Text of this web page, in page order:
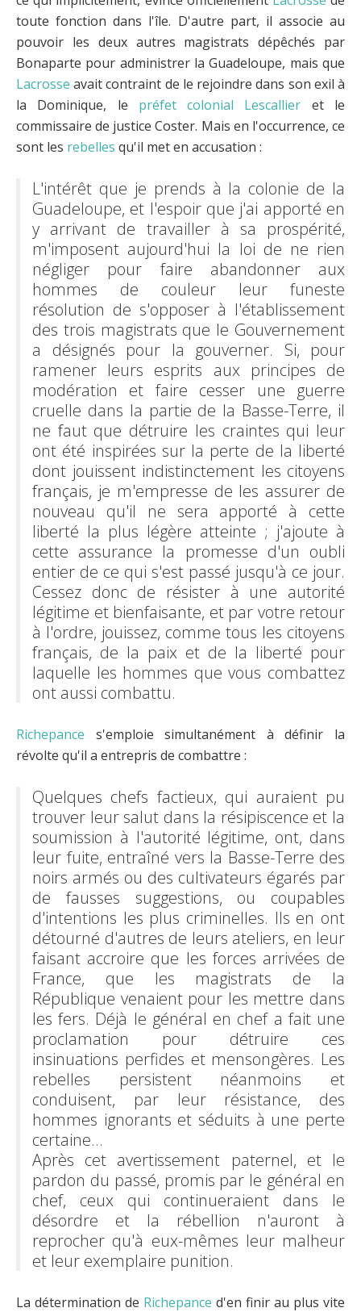
toute fonction dans l'île. D'autre part, il associe au
pouvoir les deux autres magistrats dépêchés par
Bonaparte pour administrer la Guadeloupe, mais que
Lacrosse avait contraint de le rejoindre dans son exil à
la Dominique, le préfet colonial Lescallier et le
commissaire de justice Coster. Mais en l'occurrence, ce
sont les rebelles qu'il met en accusation :
L'intérêt que je prends à la colonie de la
Guadeloupe, et l'espoir que j'ai apporté en
y arrivant de travailler à sa prospérité,
m'imposent aujourd'hui la loi de ne rien
négliger pour faire abandonner aux
hommes de couleur leur funeste
résolution de s'opposer à l'établissement
des trois magistrats que le Gouvernement
a désignés pour la gouverner. Si, pour
ramener leurs esprits aux principes de
modération et faire cesser une guerre
cruelle dans la partie de la Basse-Terre, il
ne faut que détruire les craintes qui leur
ont été inspirées sur la perte de la liberté
dont jouissent indistinctement les citoyens
français, je m'empresse de les assurer de
nouveau qu'il ne sera apporté à cette
liberté la plus légère atteinte ; j'ajoute à
cette assurance la promesse d'un oubli
entier de ce qui s'est passé jusqu'à ce jour.
Cessez donc de résister à une autorité
légitime et bienfaisante, et par votre retour
à l'ordre, jouissez, comme tous les citoyens
français, de la paix et de la liberté pour
laquelle les hommes que vous combattez
ont aussi combattu.
Richepance s'emploie simultanément à définir la
révolte qu'il a entrepris de combattre :
Quelques chefs factieux, qui auraient pu
trouver leur salut dans la résipiscence et la
soumission à l'autorité légitime, ont, dans
leur fuite, entraîné vers la Basse-Terre des
noirs armés ou des cultivateurs égarés par
de fausses suggestions, ou coupables
d'intentions les plus criminelles. Ils en ont
détourné d'autres de leurs ateliers, en leur
faisant accroire que les forces arrivées de
France, que les magistrats de la
République venaient pour les mettre dans
les fers. Déjà le général en chef a fait une
proclamation pour détruire ces
insinuations perfides et mensongères. Les
rebelles persistent néanmoins et
conduisent, par leur résistance, des
hommes ignorants et séduits à une perte
certaine…
Après cet avertissement paternel, et le
pardon du passé, promis par le général en
chef, ceux qui continueraient dans le
désordre et la rébellion n'auront à
reprocher qu'à eux-mêmes leur malheur
et leur exemplaire punition.
La détermination de Richepance d'en finir au plus vite